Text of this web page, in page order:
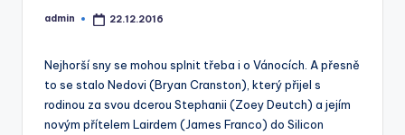
Posted
admin 22.12.2016
Nejhorší sny se mohou splnit třeba i o Vánocích. A přesně
to se stalo Nedovi (Bryan Cranston), který přijel s
rodinou za svou dcerou Stephanii (Zoey Deutch) a jejím
novým přítelem Lairdem (James Franco) do Silicon